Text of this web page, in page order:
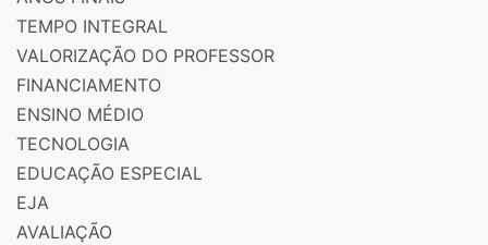
TEMPO INTEGRAL
VALORIZAÇÃO DO PROFESSOR
FINANCIAMENTO
ENSINO MÉDIO
TECNOLOGIA
EDUCAÇÃO ESPECIAL
EJA
AVALIAÇÃO